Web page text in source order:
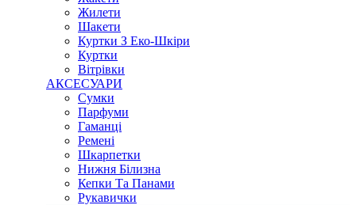
Жилети
Шакети
Куртки З Еко-Шкіри
Куртки
Вітрівки
АКСЕСУАРИ
Сумки
Парфуми
Гаманці
Ремені
Шкарпетки
Нижня Білизна
Кепки Та Панами
Рукавички